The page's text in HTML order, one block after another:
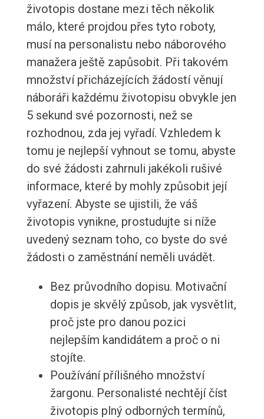
životopis dostane mezi těch několik
málo, které projdou přes tyto roboty,
musí na personalistu nebo náborového
manažera ještě zapůsobit. Při takovém
množství přicházejících žádostí věnují
náboráři každému životopisu obvykle jen
5 sekund své pozornosti, než se
rozhodnou, zda jej vyřadí. Vzhledem k
tomu je nejlepší vyhnout se tomu, abyste
do své žádosti zahrnuli jakékoli rušivé
informace, které by mohly způsobit její
vyřazení. Abyste se ujistili, že váš
životopis vynikne, prostudujte si níže
uvedený seznam toho, co byste do své
žádosti o zaměstnání neměli uvádět.
Bez průvodního dopisu. Motivační
dopis je skvělý způsob, jak vysvětlit,
proč jste pro danou pozici
nejlepším kandidátem a proč o ni
stojíte.
Používání přílišného množství
žargonu. Personalisté nechtějí číst
životopis plný odborných termínů,